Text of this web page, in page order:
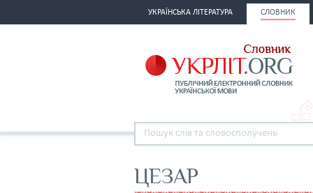
УКРАЇНСЬКА ЛІТЕРАТУРА СЛОВНИК
ЦЕЗАР